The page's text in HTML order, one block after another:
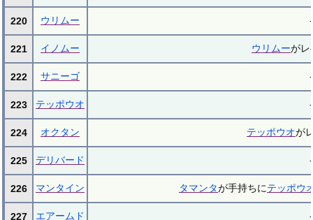
220 ウリムー -
221 イノムー ウリムーがレ
222 サニーゴ -
223 テッポウオ -
224 オクタン テッポウオが
225 デリバード -
226 マンタイン タマンタが手持ちにテッポウ
227 エアームド -